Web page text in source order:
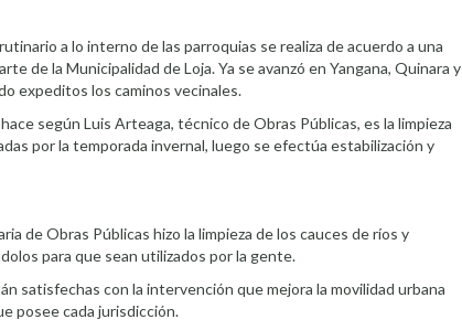
a lo interno de las parroquias se realiza de acuerdo a una
de la Municipalidad de Loja. Ya se avanzó en Yangana, Quinara y
expeditos los caminos vecinales.
según Luis Arteaga, técnico de Obras Públicas, es la limpieza
por la temporada invernal, luego se efectúa estabilización y
de Obras Públicas hizo la limpieza de los cauces de ríos y
para que sean utilizados por la gente.
satisfechas con la intervención que mejora la movilidad urbana
posee cada jurisdicción.